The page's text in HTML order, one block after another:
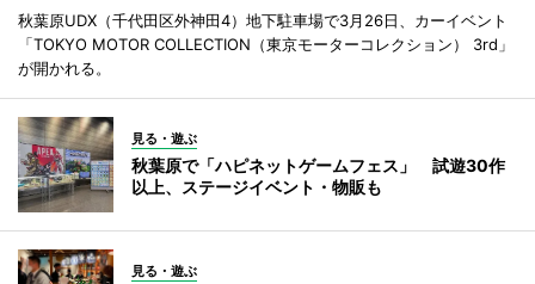
秋葉原UDX（千代田区外神田4）地下駐車場で3月26日、カーイベント
「TOKYO MOTOR COLLECTION（東京モーターコレクション） 3rd」
が開かれる。
見る・遊ぶ
秋葉原で「ハピネットゲームフェス」 試遊30作
以上、ステージイベント・物販も
見る・遊ぶ